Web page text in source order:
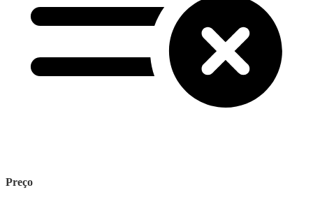
Preço